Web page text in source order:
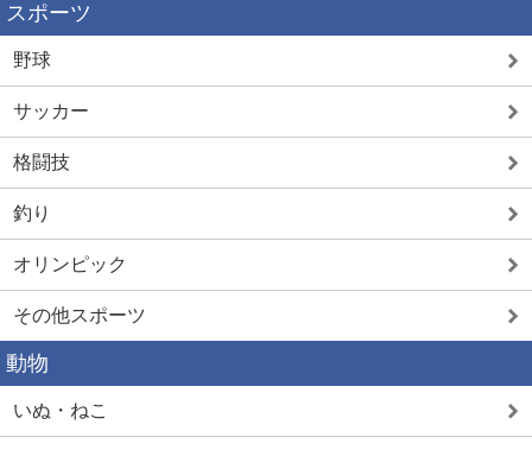
スポーツ
野球
サッカー
格闘技
釣り
オリンピック
その他スポーツ
動物
いぬ・ねこ